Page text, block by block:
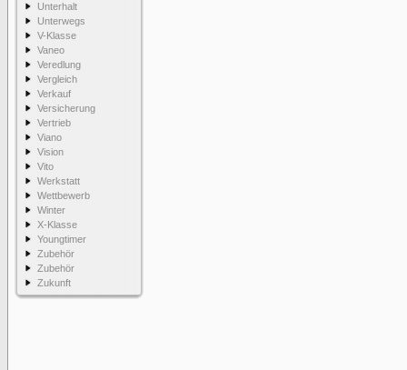
Unterhalt
Unterwegs
V-Klasse
Vaneo
Veredlung
Vergleich
Verkauf
Versicherung
Vertrieb
Viano
Vision
Vito
Werkstatt
Wettbewerb
Winter
X-Klasse
Youngtimer
Zubehör
Zubehör
Zukunft